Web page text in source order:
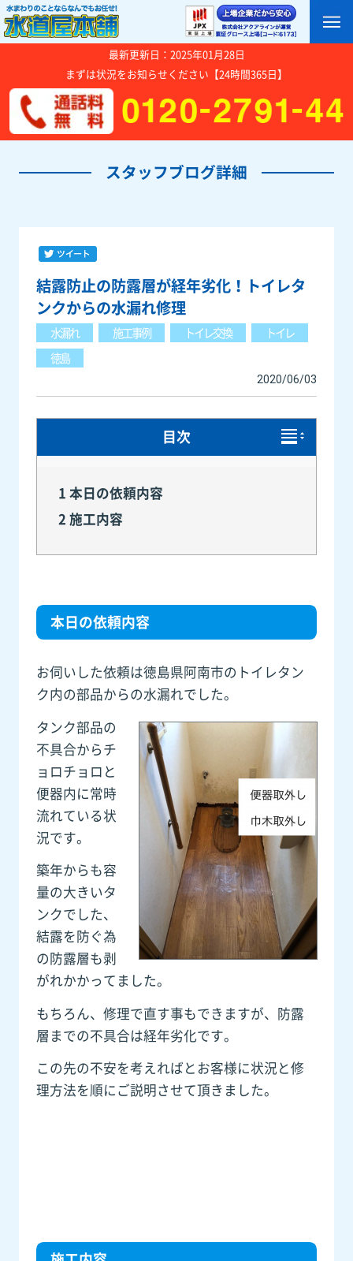
最新更新日：2025年01月28日
まずは状況をお知らせください【24時間365日】
スタッフブログ詳細
結露防止の防露層が経年劣化！トイレタ
ンクからの水漏れ修理
水漏れ 施工事例 トイレ交換
トイレ
徳島
2020/06/03
目次
1 本日の依頼内容
2 施工内容
本日の依頼内容
お伺いした依頼は徳島県阿南市のトイレタン
ク内の部品からの水漏れでした。
タンク部品の
不具合からチ
ョロチョロと
便器内に常時
流れている状
況です。
築年からも容
量の大きいタ
ンクでした、
結露を防ぐ為
の防露層も剥
がれかかってました。
もちろん、修理で直す事もできますが、防露
層までの不具合は経年劣化です。
この先の不安を考えればとお客様に状況と修
理方法を順にご説明させて頂きました。